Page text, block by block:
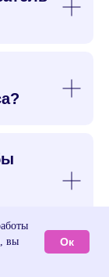
вы
Ок